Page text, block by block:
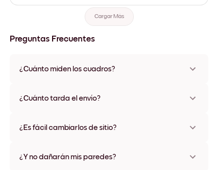
Cargar Más
Preguntas Frecuentes
¿Cuánto miden los cuadros?
varios materiales y colores de marco, incluidas opciones sin
¿Cuánto tarda el envío?
disponibles en algunos países. Te enviaremos un número de
¿Es fácil cambiarlos de sitio?
ningún daño
¿Y no dañarán mis paredes?